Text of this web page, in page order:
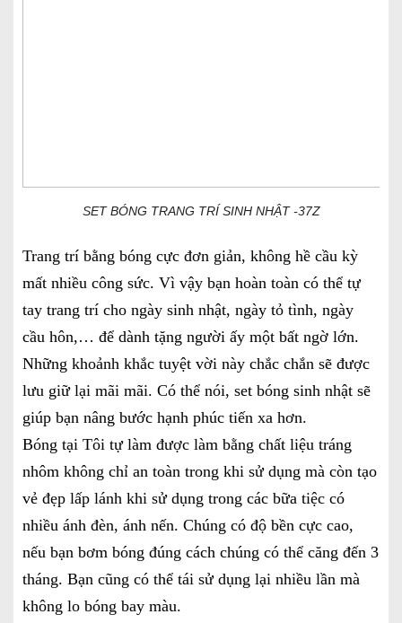
SET BÓNG TRANG TRÍ SINH NHẬT -37Z
Trang trí bằng bóng cực đơn giản, không hề cầu kỳ
mất nhiều công sức. Vì vậy bạn hoàn toàn có thể tự
tay trang trí cho ngày sinh nhật, ngày tỏ tình, ngày
cầu hôn,… để dành tặng người ấy một bất ngờ lớn.
Những khoảnh khắc tuyệt vời này chắc chắn sẽ được
lưu giữ lại mãi mãi. Có thể nói, set bóng sinh nhật sẽ
giúp bạn nâng bước hạnh phúc tiến xa hơn.
Bóng tại Tôi tự làm được làm bằng chất liệu tráng
nhôm không chỉ an toàn trong khi sử dụng mà còn tạo
vẻ đẹp lấp lánh khi sử dụng trong các bữa tiệc có
nhiều ánh đèn, ánh nến. Chúng có độ bền cực cao,
nếu bạn bơm bóng đúng cách chúng có thể căng đến 3
tháng. Bạn cũng có thể tái sử dụng lại nhiều lần mà
không lo bóng bay màu.